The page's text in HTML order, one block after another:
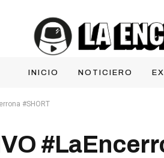
INICIO NOTICIERO
#SHORT